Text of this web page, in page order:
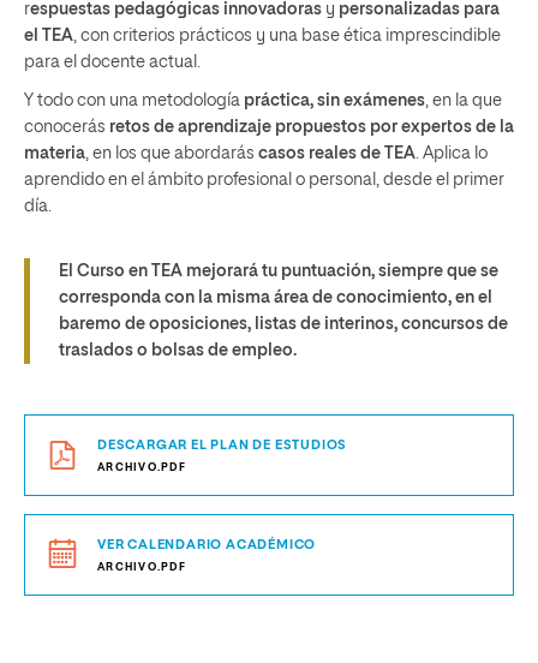
respuestas pedagógicas innovadoras y personalizadas para
el TEA, con criterios prácticos y una base ética imprescindible
para el docente actual.
Y todo con una metodología práctica, sin exámenes, en la que
conocerás retos de aprendizaje propuestos por expertos de la
materia, en los que abordarás casos reales de TEA. Aplica lo
aprendido en el ámbito profesional o personal, desde el primer
día.
El Curso en TEA mejorará tu puntuación, siempre que se
corresponda con la misma área de conocimiento, en el
baremo de oposiciones, listas de interinos, concursos de
traslados o bolsas de empleo.
DESCARGAR EL PLAN DE ESTUDIOS
ARCHIVO.PDF
VER CALENDARIO ACADÉMICO
ARCHIVO.PDF